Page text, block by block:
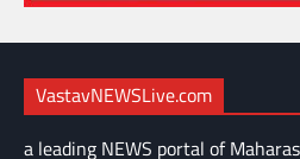
VastavNEWSLive.com
a leading NEWS portal of